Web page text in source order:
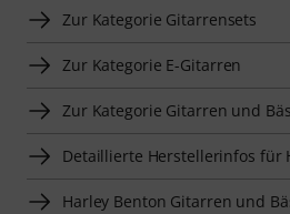
Zur Kategorie Gitarrensets
Zur Kategorie E-Gitarren
Zur Kategorie Gitarren und
Detaillierte Herstellerinfos für
Harley Benton Gitarren und